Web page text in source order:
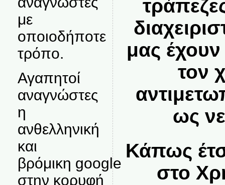
με
οποιοδήποτε
τρόπο.
Αγαπητοί
αναγνώστες
η
ανθελληνική
και
βρόμικη google
στην κορυφή
μας
τον
ως
Κάπως
στο